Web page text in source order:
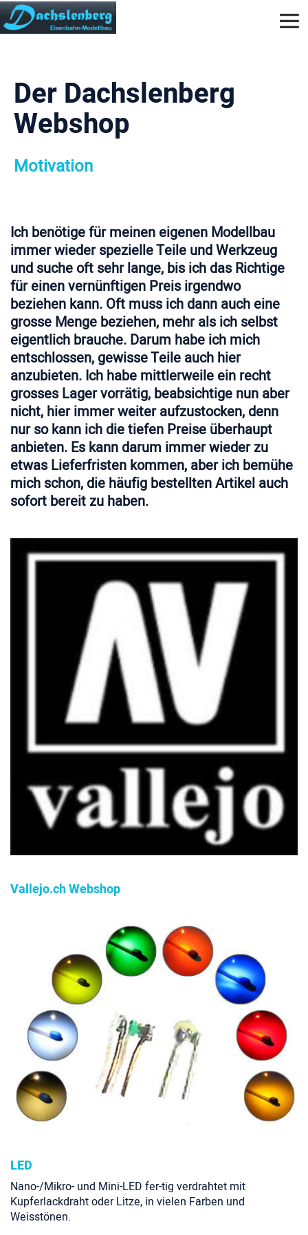
Der Dachslenberg
Webshop
Motivation
Ich benötige für meinen eigenen Modellbau
immer wieder spezielle Teile und Werkzeug
und suche oft sehr lange, bis ich das Richtige
für einen vernünftigen Preis irgendwo
beziehen kann. Oft muss ich dann auch eine
grosse Menge beziehen, mehr als ich selbst
eigentlich brauche. Darum habe ich mich
entschlossen, gewisse Teile auch hier
anzubieten. Ich habe mittlerweile ein recht
grosses Lager vorrätig, beabsichtige nun aber
nicht, hier immer weiter aufzustocken, denn
nur so kann ich die tiefen Preise überhaupt
anbieten. Es kann darum immer wieder zu
etwas Lieferfristen kommen, aber ich bemühe
mich schon, die häufig bestellten Artikel auch
sofort bereit zu haben.
Vallejo.ch Webshop
LED
Nano-/Mikro- und Mini-LED fer-tig verdrahtet mit
Kupferlackdraht oder Litze, in vielen Farben und
Weisstönen.